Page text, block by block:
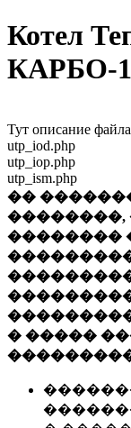
Котел
КАРБО-
Тут описание файла
utp_iod.php
utp_iop.php
utp_ism.php
��
��������
� �����